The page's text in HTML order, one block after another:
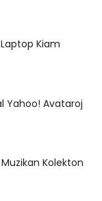
Kiam
Yahoo! Avataroj
Kolekton